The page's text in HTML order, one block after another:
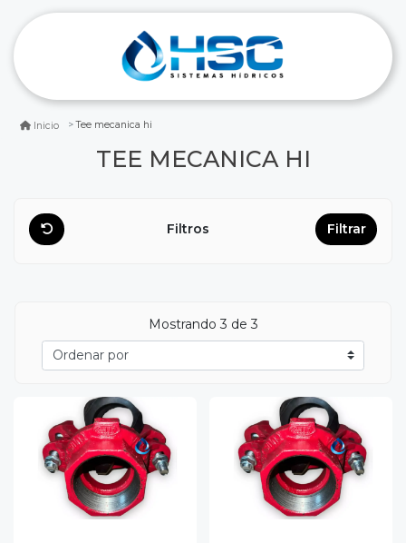
Inicio Tee mecanica hi
TEE MECANICA HI
Filtros Filtrar
Mostrando3 de 3